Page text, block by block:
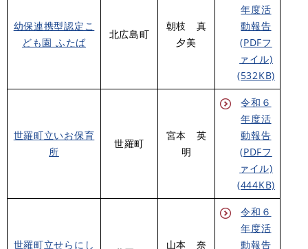
幼保連携型認定こ
ども園 ふたば
北広島町
朝枝 真
夕美
年度活
動報告
(PDFフ
ァイル)
(532KB)
世羅町立いお保育
所
世羅町
宮本 英
明
令和６
年度活
動報告
(PDFフ
ァイル)
(444KB)
世羅町立せらにし 山本 奈
令和６
年度活
動報告